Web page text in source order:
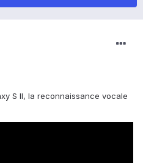
S II, la reconnaissance vocale